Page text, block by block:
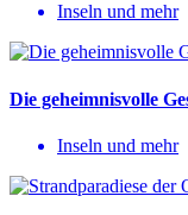
Inseln und mehr
Die geheimnisvolle
Inseln und mehr